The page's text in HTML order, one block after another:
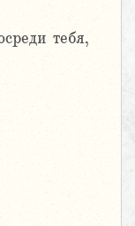
тебя,